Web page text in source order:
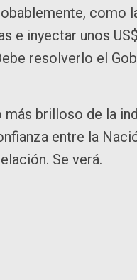
como
e inyectar unos
resolverlo el
más brilloso de la
entre la
Se verá.